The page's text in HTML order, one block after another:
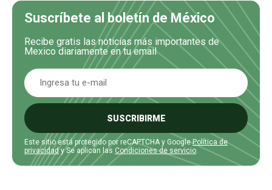
Suscríbete al boletín de México
Recibe gratis las noticias más importantes de
Mexico diariamente en tu email
SUSCRIBIRME
Este sitio está protegido por reCAPTCHA y GooglePolítica de
privacidady Se aplican las Condiciones de servicio.